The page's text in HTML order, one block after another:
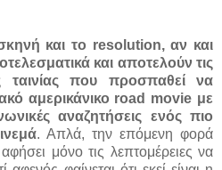
και το resolution, αν και
και αποτελούν τις
ταινίας που προσπαθεί να
αμερικάνικο road movie με
αναζητήσεις ενός πιο
. Απλά, την επόμενη φορά
μόνο τις λεπτομέρειες να